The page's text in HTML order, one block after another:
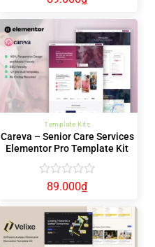
hạng
0
sao
Template Kits
Careva – Senior Care Services
Elementor Pro Template Kit
Được
hạng
sao
89.000₫